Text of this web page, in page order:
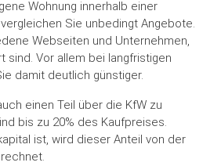
Wohnung innerhalb einer
Sie unbedingt Angebote.
Webseiten und Unternehmen,
sind. Vor allem bei langfristigen
damit deutlich günstiger.
einen Teil über die KfW zu
bis zu 20% des Kaufpreises.
ist, wird dieser Anteil von der